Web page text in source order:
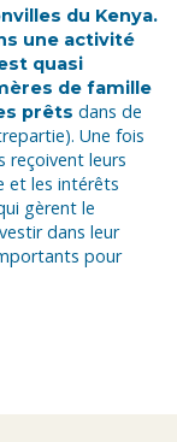
du Kenya.
une activité
quasi
de famille
prêts dans de
Une fois
reçoivent leurs
et les intérêts
gèrent le
dans leur
pour